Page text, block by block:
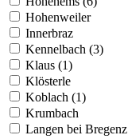
Hohenweiler
Innerbraz
Kennelbach (3)
Klaus (1)
Klösterle
Koblach (1)
Krumbach
Langen bei Bregenz